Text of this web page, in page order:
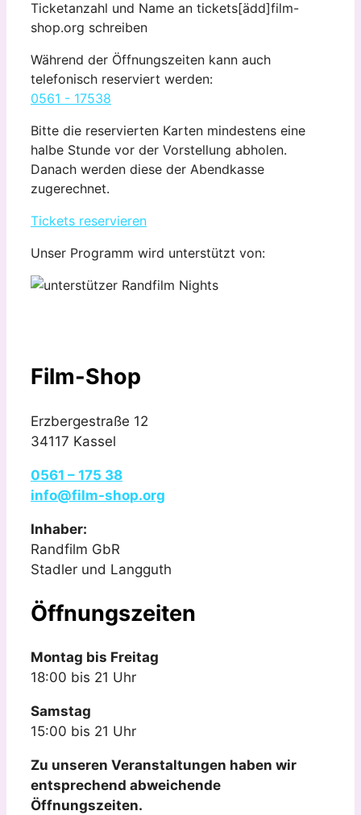
Ticketanzahl und Name an tickets[ädd]film-
shop.org schreiben
Während der Öffnungszeiten kann auch
telefonisch reserviert werden:
0561 - 17538
Bitte die reservierten Karten mindestens eine
halbe Stunde vor der Vorstellung abholen.
Danach werden diese der Abendkasse
zugerechnet.
Tickets reservieren
Unser Programm wird unterstützt von:
Film-Shop
Erzbergestraße 12
34117 Kassel
0561 – 175 38
info@film-shop.org
Inhaber:
Randfilm GbR
Stadler und Langguth
Öffnungszeiten
Montag bis Freitag
18:00 bis 21 Uhr
Samstag
15:00 bis 21 Uhr
Zu unseren Veranstaltungen haben wir
entsprechend abweichende
Öffnungszeiten.